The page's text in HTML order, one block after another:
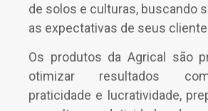
de solos e culturas, buscando
as expectativas de seus
Os produtos da Agrical são
otimizar resultados
praticidade e lucratividade,